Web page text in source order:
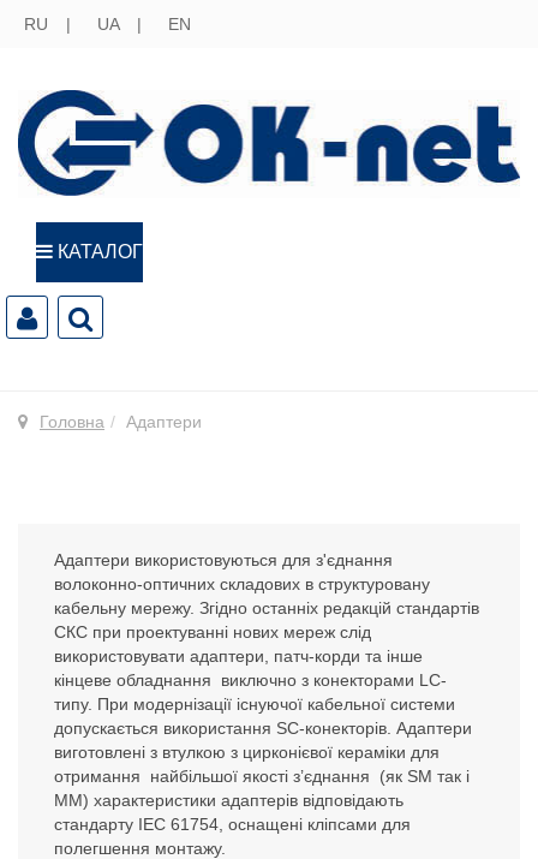
RU UA EN
КАТАЛОГ
Головна Адаптери
Адаптери використовуються для з'єднання
волоконно-оптичних складових в структуровану
кабельну мережу. Згідно останніх редакцій стандартів
СКС при проектуванні нових мереж слід
використовувати адаптери, патч-корди та інше
кінцеве обладнання виключно з конекторами LC-
типу. При модернізації існуючої кабельної системи
допускається використання SC-конекторів. Адаптери
виготовлені з втулкою з цирконієвої кераміки для
отримання найбільшої якості з’єднання (як SM так і
MM) характеристики адаптерів відповідають
стандарту IEC 61754, оснащені кліпсами для
полегшення монтажу.